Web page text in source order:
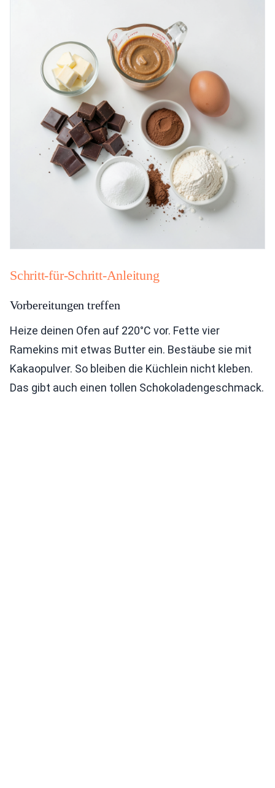
Schritt-für-Schritt-Anleitung
Vorbereitungen treffen
Heize deinen Ofen auf 220°C vor. Fette vier
Ramekins mit etwas Butter ein. Bestäube sie mit
Kakaopulver. So bleiben die Küchlein nicht kleben.
Das gibt auch einen tollen Schokoladengeschmack.